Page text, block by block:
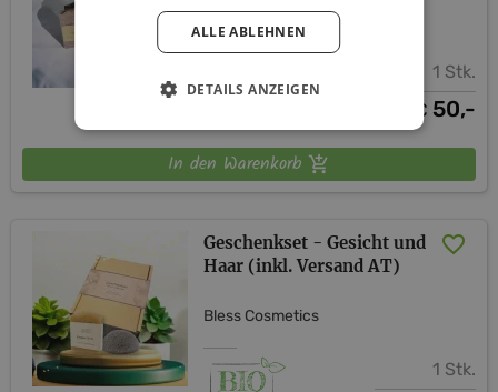
Bless Cosmetics
1 Stk.
€ 50,-
In den Warenkorb
Geschenkset - Gesicht und
Haar (inkl. Versand AT)
Bless Cosmetics
1 Stk.
ALLE ABLEHNEN
DETAILS ANZEIGEN